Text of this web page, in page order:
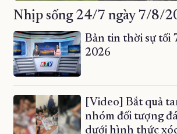
Nhịp sống 24/7 ngày 7/8/
Bản tin thời sự tối
2026
[Video] Bắt quả
nhóm đối tượng
dưới hình thức